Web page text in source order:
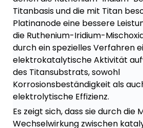
Titanbasis und die mit Titan
Platinanode eine bessere
die Ruthenium-Iridium-
durch ein spezielles Verfahren
elektrokatalytische Aktivität
des Titansubstrats, sowohl
Korrosionsbeständigkeit als
elektrolytische Effizienz.
Es zeigt sich, dass sie durch die
Wechselwirkung zwischen